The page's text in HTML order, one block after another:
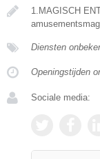
1.MAGISCH
Diensten
Openingstijden
Sociale media: